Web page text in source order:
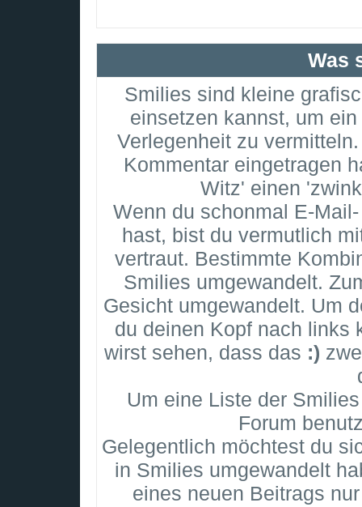
Was
Smilies sind kleine
einsetzen kannst, um
Verlegenheit zu
Kommentar eingetragen
Witz' einen
Wenn du schonmal E-
hast, bist du vermutlich
vertraut. Bestimmte
Smilies umgewandelt.
Gesicht umgewandelt. Um
du deinen Kopf nach links
wirst sehen, dass das :)
Um eine Liste der
Forum
Gelegentlich möchtest du
in Smilies umgewandelt
eines neuen Beitrags